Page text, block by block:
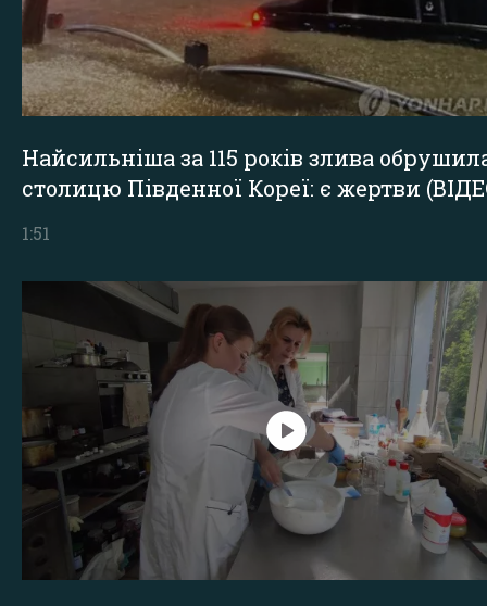
Найсильніша за 115 років злива
столицю Південної Кореї: є жертви
1:51